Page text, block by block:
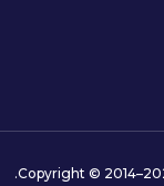
Copyright ©